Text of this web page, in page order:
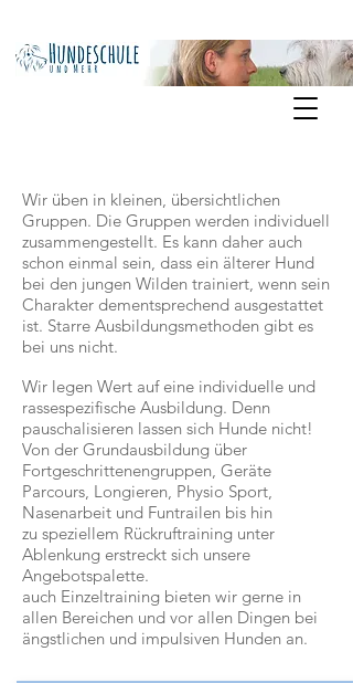
Wir üben in kleinen, übersichtlichen
Gruppen. Die Gruppen werden individuell
zusammengestellt. Es kann daher auch
schon einmal sein, dass ein älterer Hund
bei den jungen Wilden trainiert, wenn sein
Charakter dementsprechend ausgestattet
ist. Starre Ausbildungsmethoden gibt es
bei uns nicht.
Wir legen Wert auf eine individuelle und
rassespezifische Ausbildung. Denn
pauschalisieren lassen sich Hunde nicht!
Von der Grundausbildung über
Fortgeschrittenengruppen, Geräte
Parcours, Longieren, Physio Sport,
Nasenarbeit und Funtrailen bis hin
zu speziellem Rückruftraining unter
Ablenkung erstreckt sich unsere
Angebotspalette.
auch Einzeltraining bieten wir gerne in
allen Bereichen und vor allen Dingen bei
ängstlichen und impulsiven Hunden an.